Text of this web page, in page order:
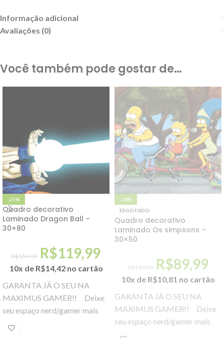
Informação adicional
Avaliações (0)
Você também pode gostar de…
-25%
Quadro decorativo
Laminado Dragon Ball –
30×80
R$159,99 R$119,99
10x de R$14,42 no cartão
GARANTA JÁ O SEU NA
MAXIMUS GAMER!! Deixe
seu espaço nerd/gamer mais
decorado e imersivo. Seja
-18%
ESGOTADO
Quadro decorativo
Laminado Os simpsons –
30×50
R$110,00 R$89,99
10x de R$10,81 no cartão
GARANTA JÁ O SEU NA
MAXIMUS GAMER!! Deixe
seu espaço nerd/gamer mais
decorado e imersivo. Seja